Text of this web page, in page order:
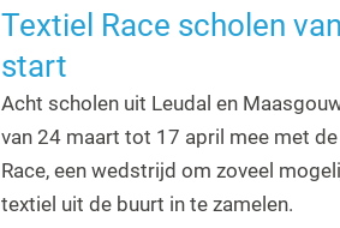
Textiel Race scholen van
start
Acht scholen uit Leudal en
van 24 maart tot 17 april mee met de
Race, een wedstrijd om zoveel
textiel uit de buurt in te zamelen.